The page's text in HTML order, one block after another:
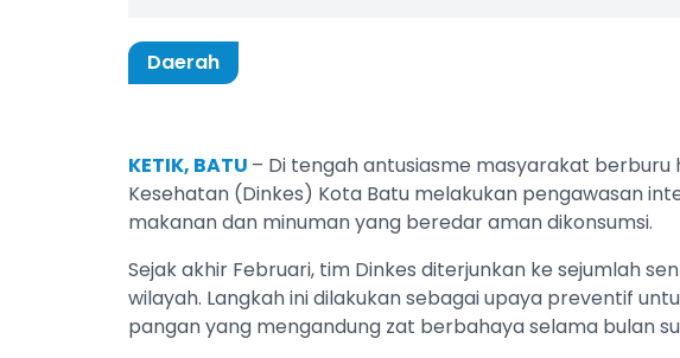
Daerah
KETIK, BATU – Di tengah antusiasme masyarakat berburu
Kesehatan (Dinkes) Kota Batu melakukan pengawasan
makanan dan minuman yang beredar aman dikonsumsi.
Sejak akhir Februari, tim Dinkes diterjunkan ke sejumlah
wilayah. Langkah ini dilakukan sebagai upaya preventif
pangan yang mengandung zat berbahaya selama bulan